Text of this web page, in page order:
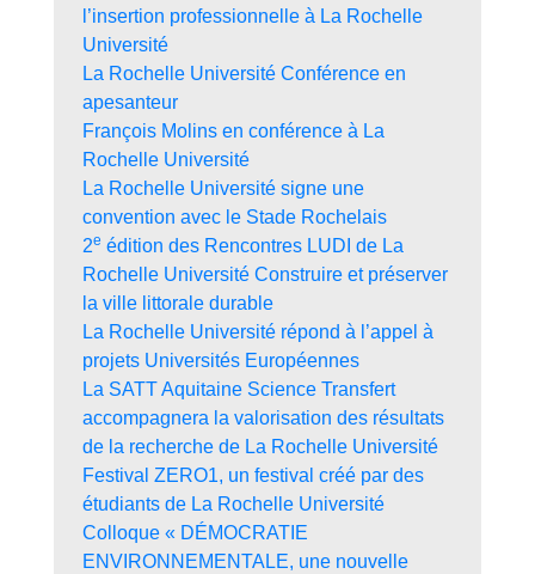
l’insertion professionnelle à La Rochelle
Université
La Rochelle Université Conférence en
apesanteur
François Molins en conférence à La
Rochelle Université
La Rochelle Université signe une
convention avec le Stade Rochelais
2e édition des Rencontres LUDI de La
Rochelle Université Construire et préserver
la ville littorale durable
La Rochelle Université répond à l’appel à
projets Universités Européennes
La SATT Aquitaine Science Transfert
accompagnera la valorisation des résultats
de la recherche de La Rochelle Université
Festival ZERO1, un festival créé par des
étudiants de La Rochelle Université
Colloque « DÉMOCRATIE
ENVIRONNEMENTALE, une nouvelle